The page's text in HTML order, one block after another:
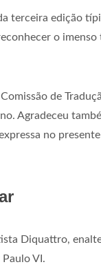
terceira edição
o
de
Agradeceu
no
Diquattro,
VI.